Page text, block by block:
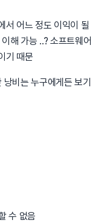
서 어느 정도 이익이 될
해 가능 ..? 소프트웨어
기 때문
비는 누구에게든 보기
수 없음